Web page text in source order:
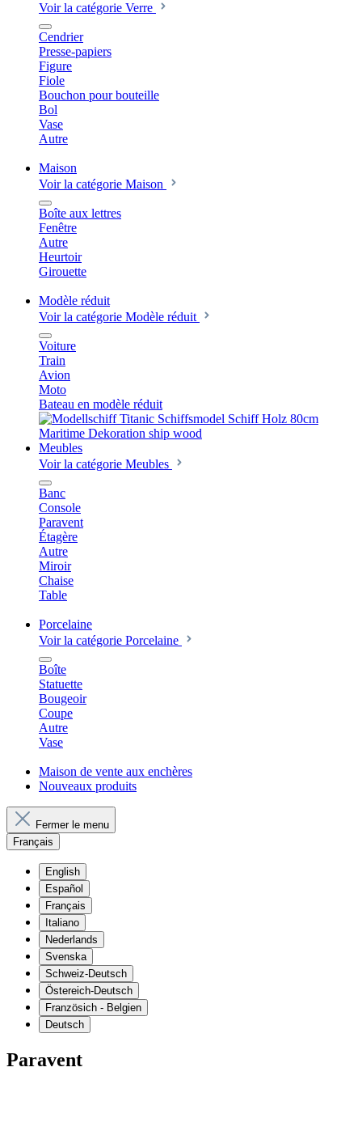
Voir la catégorie Verre
Cendrier
Presse-papiers
Figure
Fiole
Bouchon pour bouteille
Bol
Vase
Autre
Maison
Voir la catégorie Maison
Boîte aux lettres
Fenêtre
Autre
Heurtoir
Girouette
Modèle réduit
Voir la catégorie Modèle réduit
Voiture
Train
Avion
Moto
Bateau en modèle réduit
Meubles
Voir la catégorie Meubles
Banc
Console
Paravent
Étagère
Autre
Miroir
Chaise
Table
Porcelaine
Voir la catégorie Porcelaine
Boîte
Statuette
Bougeoir
Coupe
Autre
Vase
Maison de vente aux enchères
Nouveaux produits
Fermer le menu
Français
English
Español
Français
Italiano
Nederlands
Svenska
Schweiz-Deutsch
Östereich-Deutsch
Französich - Belgien
Deutsch
Paravent